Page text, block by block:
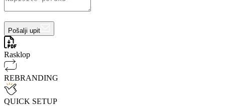
Pošalji upit
Rasklop
REBRANDING
QUICK SETUP